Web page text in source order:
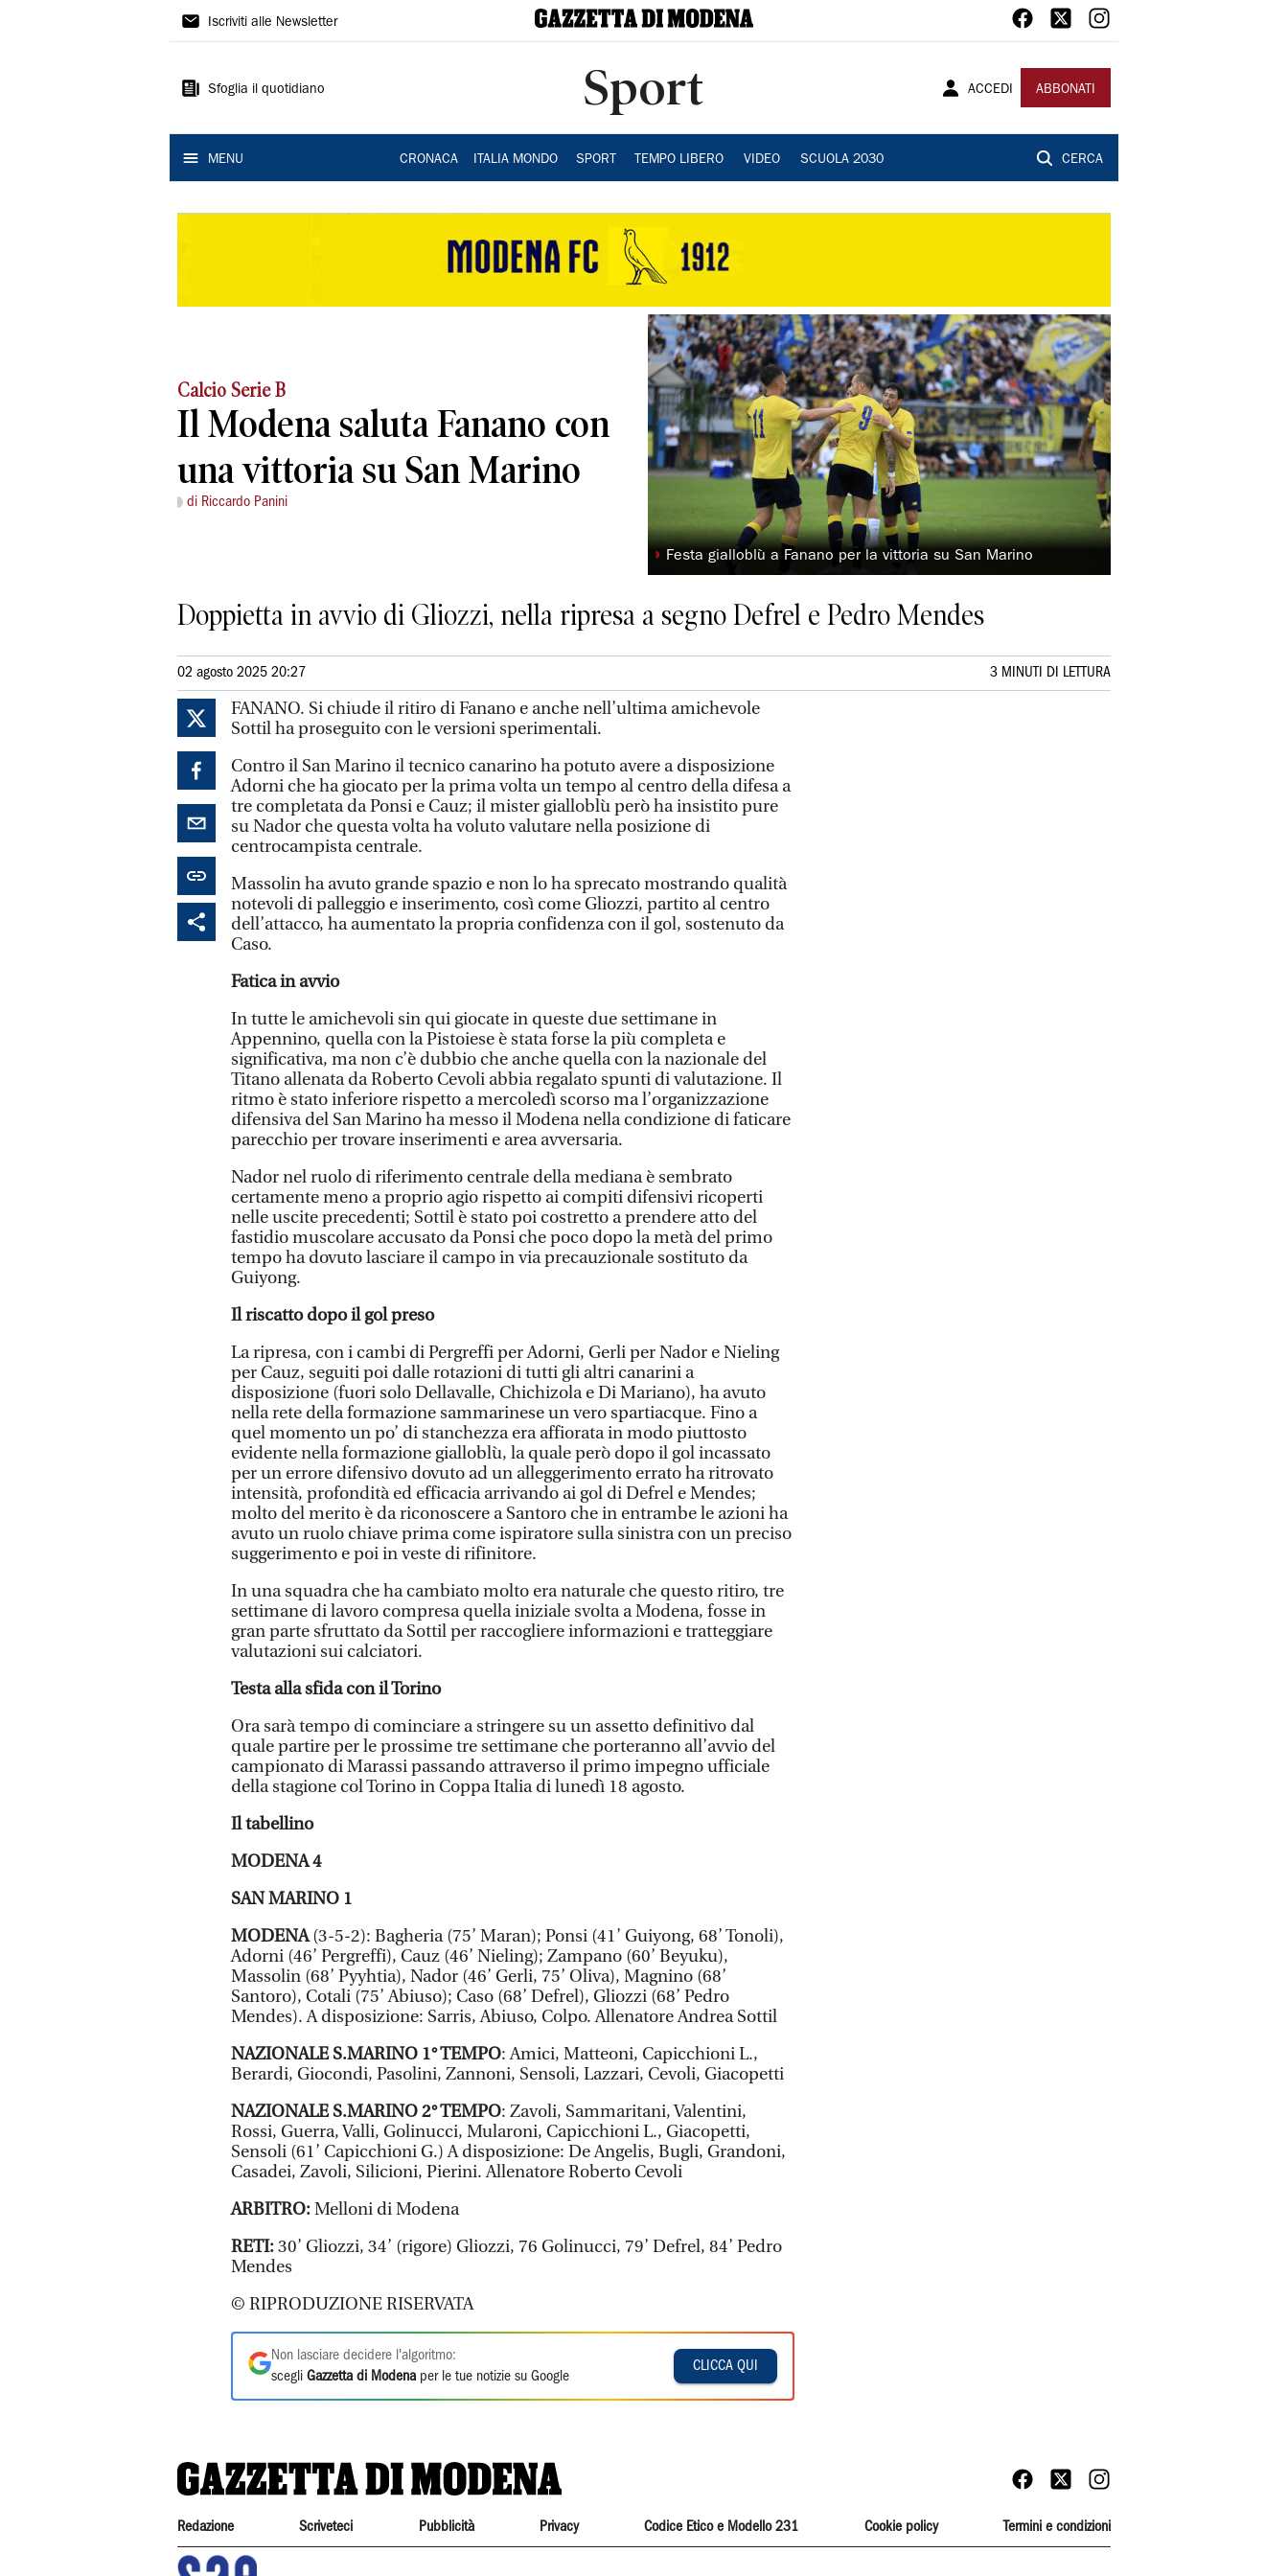
Gazzetta
Modena
Iscriviti alle Newsletter
Sfoglia il quotidiano Sport ACCEDI ABBONATI
MENU CRONACA ITALIA MONDO SPORT TEMPO LIBERO VIDEO SCUOLA 2030 CERCA
Calcio Serie B
Il Modena saluta Fanano con
una vittoria su San Marino
di Riccardo Panini
◗ Festa gialloblù a Fanano per la vittoria su San Marino
Doppietta in avvio di Gliozzi, nella ripresa a segno Defrel e Pedro Mendes
02 agosto 2025 20:27 3 MINUTI DI LETTURA
FANANO. Si chiude il ritiro di Fanano e anche nell’ultima amichevole
Sottil ha proseguito con le versioni sperimentali.
Contro il San Marino il tecnico canarino ha potuto avere a disposizione
Adorni che ha giocato per la prima volta un tempo al centro della difesa a
tre completata da Ponsi e Cauz; il mister gialloblù però ha insistito pure
su Nador che questa volta ha voluto valutare nella posizione di
centrocampista centrale.
Massolin ha avuto grande spazio e non lo ha sprecato mostrando qualità
notevoli di palleggio e inserimento, così come Gliozzi, partito al centro
dell’attacco, ha aumentato la propria confidenza con il gol, sostenuto da
Caso.
Fatica in avvio
In tutte le amichevoli sin qui giocate in queste due settimane in
Appennino, quella con la Pistoiese è stata forse la più completa e
significativa, ma non c’è dubbio che anche quella con la nazionale del
Titano allenata da Roberto Cevoli abbia regalato spunti di valutazione. Il
ritmo è stato inferiore rispetto a mercoledì scorso ma l’organizzazione
difensiva del San Marino ha messo il Modena nella condizione di faticare
parecchio per trovare inserimenti e area avversaria.
Nador nel ruolo di riferimento centrale della mediana è sembrato
certamente meno a proprio agio rispetto ai compiti difensivi ricoperti
nelle uscite precedenti; Sottil è stato poi costretto a prendere atto del
fastidio muscolare accusato da Ponsi che poco dopo la metà del primo
tempo ha dovuto lasciare il campo in via precauzionale sostituto da
Guiyong.
Il riscatto dopo il gol preso
La ripresa, con i cambi di Pergreffi per Adorni, Gerli per Nador e Nieling
per Cauz, seguiti poi dalle rotazioni di tutti gli altri canarini a
disposizione (fuori solo Dellavalle, Chichizola e Di Mariano), ha avuto
nella rete della formazione sammarinese un vero spartiacque. Fino a
quel momento un po’ di stanchezza era affiorata in modo piuttosto
evidente nella formazione gialloblù, la quale però dopo il gol incassato
per un errore difensivo dovuto ad un alleggerimento errato ha ritrovato
intensità, profondità ed efficacia arrivando ai gol di Defrel e Mendes;
molto del merito è da riconoscere a Santoro che in entrambe le azioni ha
avuto un ruolo chiave prima come ispiratore sulla sinistra con un preciso
suggerimento e poi in veste di rifinitore.
In una squadra che ha cambiato molto era naturale che questo ritiro, tre
settimane di lavoro compresa quella iniziale svolta a Modena, fosse in
gran parte sfruttato da Sottil per raccogliere informazioni e tratteggiare
valutazioni sui calciatori.
Testa alla sfida con il Torino
Ora sarà tempo di cominciare a stringere su un assetto definitivo dal
quale partire per le prossime tre settimane che porteranno all’avvio del
campionato di Marassi passando attraverso il primo impegno ufficiale
della stagione col Torino in Coppa Italia di lunedì 18 agosto.
Il tabellino
MODENA 4
SAN MARINO 1
MODENA(3-5-2): Bagheria (75’ Maran); Ponsi (41’ Guiyong, 68’ Tonoli),
Adorni (46’ Pergreffi), Cauz (46’ Nieling); Zampano (60’ Beyuku),
Massolin (68’ Pyyhtia), Nador (46’ Gerli, 75’ Oliva), Magnino (68’
Santoro), Cotali (75’ Abiuso); Caso (68’ Defrel), Gliozzi (68’ Pedro
Mendes). A disposizione: Sarris, Abiuso, Colpo. Allenatore Andrea Sottil
NAZIONALE S.MARINO 1° TEMPO: Amici, Matteoni, Capicchioni L.,
Berardi, Giocondi, Pasolini, Zannoni, Sensoli, Lazzari, Cevoli, Giacopetti
NAZIONALE S.MARINO 2° TEMPO: Zavoli, Sammaritani, Valentini,
Rossi, Guerra, Valli, Golinucci, Mularoni, Capicchioni L., Giacopetti,
Sensoli (61’ Capicchioni G.) A disposizione: De Angelis, Bugli, Grandoni,
Casadei, Zavoli, Silicioni, Pierini. Allenatore Roberto Cevoli
ARBITRO:Melloni di Modena
RETI:30’ Gliozzi, 34’ (rigore) Gliozzi, 76 Golinucci, 79’ Defrel, 84’ Pedro
Mendes
© RIPRODUZIONE RISERVATA
Non lasciare decidere l'algoritmo:
scegli Gazzetta di Modena per le tue notizie su Google
CLICCA QUI
Redazione Scriveteci Pubblicità Privacy Codice Etico e Modello 231 Cookie policy Termini e condizioni